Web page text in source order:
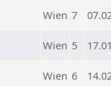
Wien 7
Wien 5
Wien 6